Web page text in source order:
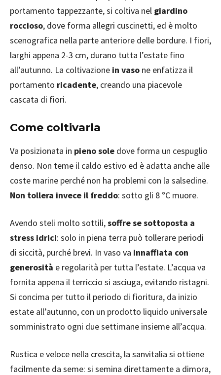
portamento tappezzante, si coltiva nel giardino
roccioso, dove forma allegri cuscinetti, ed è molto
scenografica nella parte anteriore delle bordure. I fiori,
larghi appena 2-3 cm, durano tutta l’estate fino
all’autunno. La coltivazione in vaso ne enfatizza il
portamento ricadente, creando una piacevole
cascata di fiori.
Come coltivarla
Va posizionata in pieno sole dove forma un cespuglio
denso. Non teme il caldo estivo ed è adatta anche alle
coste marine perché non ha problemi con la salsedine.
Non tollera invece il freddo: sotto gli 8 °C muore.
Avendo steli molto sottili,soffre se sottoposta a
stress idrici: solo in piena terra può tollerare periodi
di siccità, purché brevi. In vaso va innaffiata con
generosità e regolarità per tutta l’estate. L’acqua va
fornita appena il terriccio si asciuga, evitando ristagni.
Si concima per tutto il periodo di fioritura, da inizio
estate all’autunno, con un prodotto liquido universale
somministrato ogni due settimane insieme all’acqua.
Rustica e veloce nella crescita, la sanvitalia si ottiene
facilmente da seme: si semina direttamente a dimora,